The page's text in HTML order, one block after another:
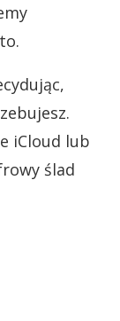
iCloud lub
ślad